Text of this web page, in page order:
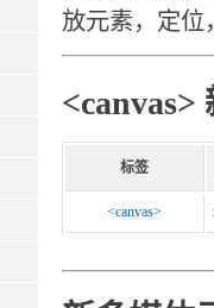
放元素，定位
<canvas>
标签
<canvas>